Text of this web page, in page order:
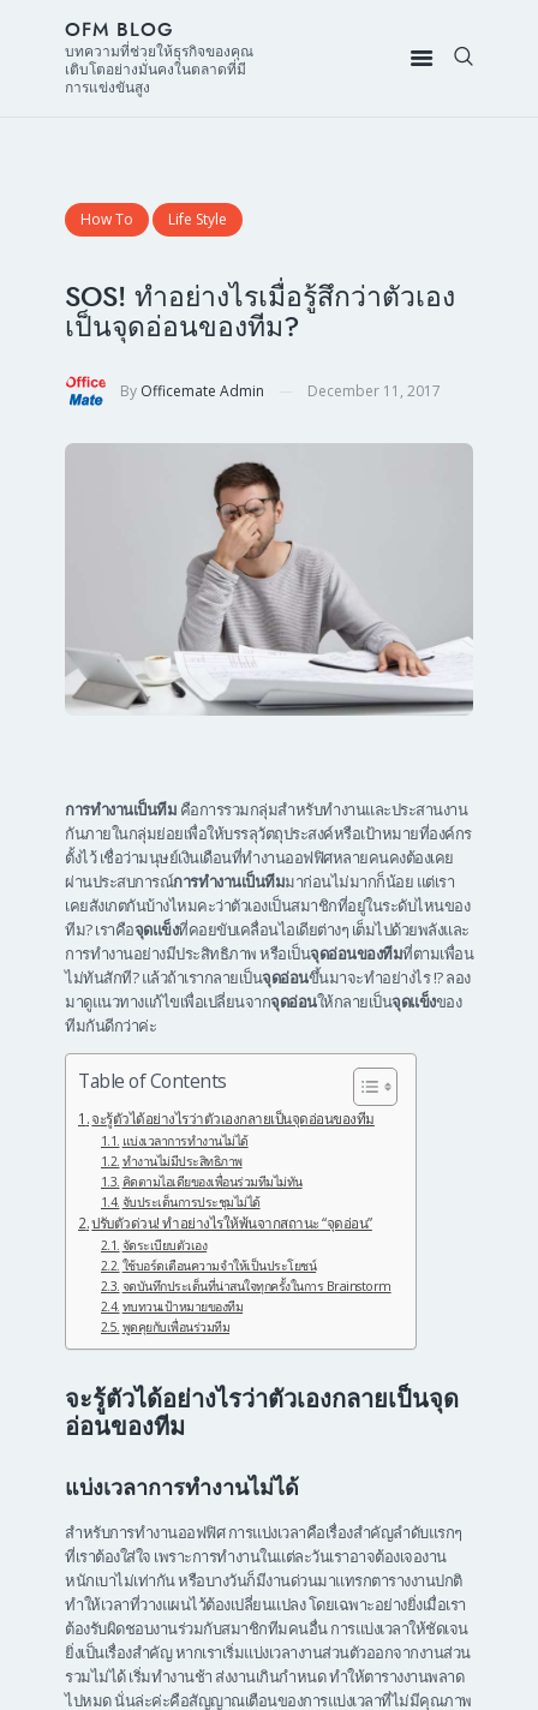
OFM BLOG
บทความที่ช่วยให้ธุรกิจของคุณ
เติบโตอย่างมั่นคงในตลาดที่มี
การแข่งขันสูง
How To Life Style
SOS! ทำอย่างไรเมื่อรู้สึกว่าตัวเอง
เป็นจุดอ่อนของทีม?
By Officemate Admin December 11, 2017
การทำงานเป็นทีม คือการรวมกลุ่มสำหรับทำงานและประสานงาน
กันภายในกลุ่มย่อยเพื่อให้บรรลุวัตถุประสงค์หรือเป้าหมายที่องค์กร
ตั้งไว้ เชื่อว่ามนุษย์เงินเดือนที่ทำงานออฟฟิศหลายคนคงต้องเคย
ผ่านประสบการณ์การทำงานเป็นทีมมาก่อนไม่มากก็น้อย แต่เรา
เคยสังเกตกันบ้างไหมคะว่าตัวเองเป็นสมาชิกที่อยู่ในระดับไหนของ
ทีม? เราคือจุดแข็งที่คอยขับเคลื่อนไอเดียต่างๆ เต็มไปด้วยพลังและ
การทำงานอย่างมีประสิทธิภาพ หรือเป็นจุดอ่อนของทีมที่ตามเพื่อน
ไม่ทันสักที? แล้วถ้าเรากลายเป็นจุดอ่อนขึ้นมาจะทำอย่างไร !? ลอง
มาดูแนวทางแก้ไขเพื่อเปลี่ยนจากจุดอ่อนให้กลายเป็นจุดแข็งของ
ทีมกันดีกว่าค่ะ
Table of Contents
จะรู้ตัวได้อย่างไรว่าตัวเองกลายเป็นจุดอ่อนของทีม
แบ่งเวลาการทำงานไม่ได้
ทำงานไม่มีประสิทธิภาพ
คิดตามไอเดียของเพื่อนร่วมทีมไม่ทัน
จับประเด็นการประชุมไม่ได้
ปรับตัวด่วน! ทำอย่างไรให้พ้นจากสถานะ “จุดอ่อน”
จัดระเบียบตัวเอง
ใช้บอร์ดเตือนความจำให้เป็นประโยชน์
จดบันทึกประเด็นที่น่าสนใจทุกครั้งในการ Brainstorm
ทบทวนเป้าหมายของทีม
พูดคุยกับเพื่อนร่วมทีม
จะรู้ตัวได้อย่างไรว่าตัวเองกลายเป็นจุด
อ่อนของทีม
แบ่งเวลาการทำงานไม่ได้
สำหรับการทำงานออฟฟิศ การแบ่งเวลาคือเรื่องสำคัญลำดับแรกๆ
ที่เราต้องใส่ใจ เพราะการทำงานในแต่ละวันเราอาจต้องเจองาน
หนักเบาไม่เท่ากัน หรือบางวันก็มีงานด่วนมาแทรกตารางงานปกติ
ทำให้เวลาที่วางแผนไว้ต้องเปลี่ยนแปลง โดยเฉพาะอย่างยิ่งเมื่อเรา
ต้องรับผิดชอบงานร่วมกับสมาชิกทีมคนอื่น การแบ่งเวลาให้ชัดเจน
ยิ่งเป็นเรื่องสำคัญ หากเราเริ่มแบ่งเวลางานส่วนตัวออกจากงานส่วน
รวมไม่ได้ เริ่มทำงานช้า ส่งงานเกินกำหนด ทำให้ตารางงานพลาด
ไปหมด นั่นล่ะค่ะคือสัญญาณเตือนของการแบ่งเวลาที่ไม่มีคุณภาพ